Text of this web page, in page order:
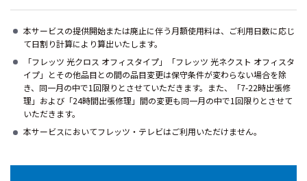
本サービスの提供開始または廃止に伴う月額使用料は、ご利用日数に応じ
て日割り計算により算出いたします。
「フレッツ 光クロス オフィスタイプ」「フレッツ 光ネクスト オフィスタ
イプ」とその他品目との間の品目変更は保守条件が変わらない場合を除
き、同一月の中で1回限りとさせていただきます。また、「7-22時出張修
理」および「24時間出張修理」間の変更も同一月の中で1回限りとさせて
いただきます。
本サービスにおいてフレッツ・テレビはご利用いただけません。